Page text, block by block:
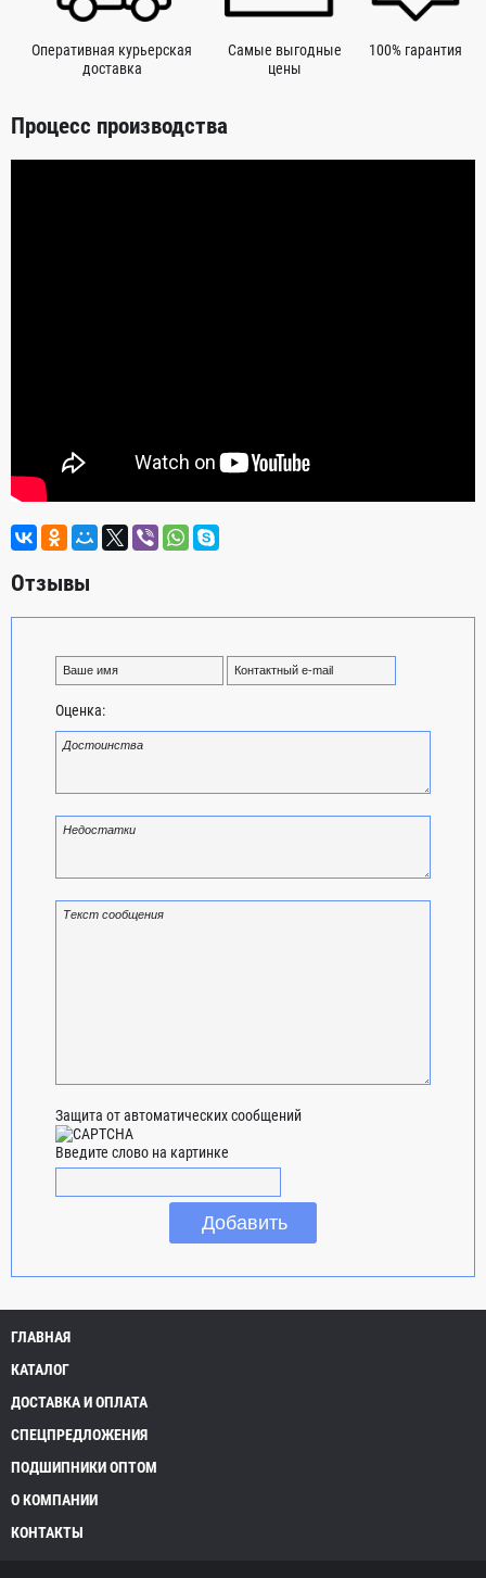
Оперативная курьерская
доставка
Самые выгодные
цены
100% гарантия
Процесс производства
Отзывы
Оценка:
Защита от автоматических сообщений
Введите слово на картинке
ГЛАВНАЯ
КАТАЛОГ
ДОСТАВКА И ОПЛАТА
СПЕЦПРЕДЛОЖЕНИЯ
ПОДШИПНИКИ ОПТОМ
О КОМПАНИИ
КОНТАКТЫ